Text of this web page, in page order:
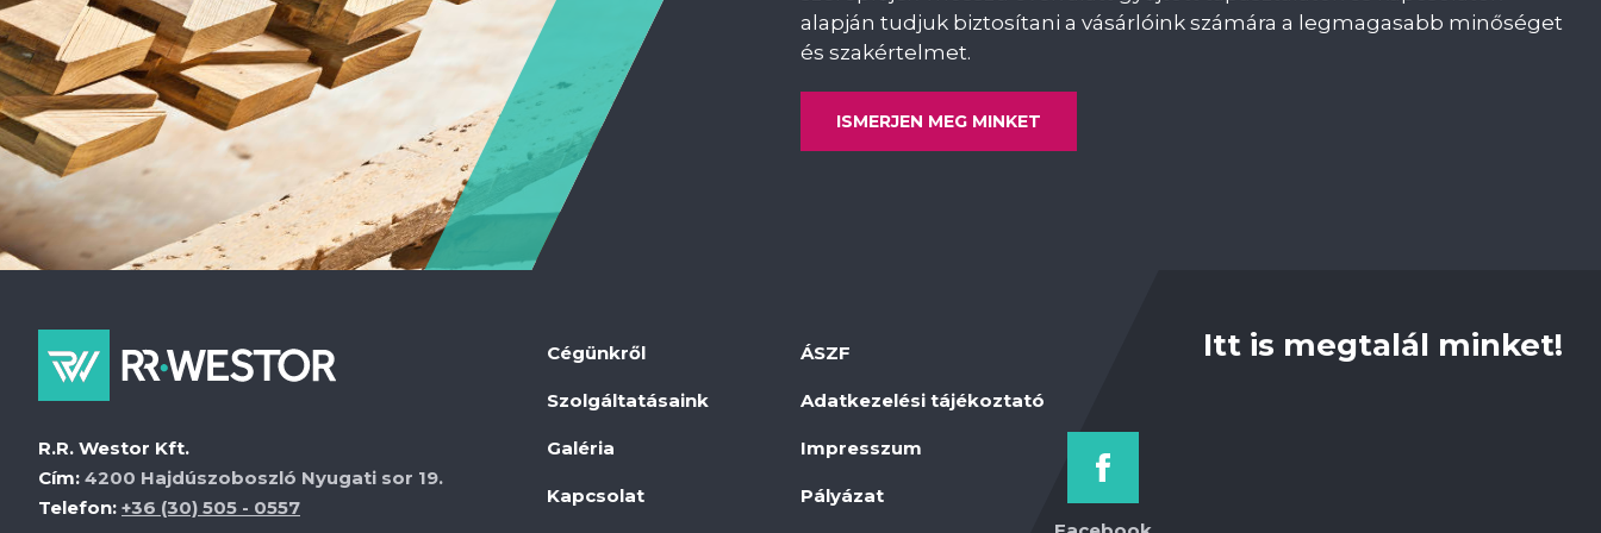
alapján tudjuk biztosítani a vásárlóink számára a legmagasabb minőséget
és szakértelmet.
ISMERJEN MEG MINKET
R.R. Westor Kft.
Cím: 4200 Hajdúszoboszló Nyugati sor 19.
Telefon: +36 (30) 505 - 0557
Cégünkről
Szolgáltatásaink
Galéria
Kapcsolat
ÁSZF
Adatkezelési tájékoztató
Impresszum
Pályázat
Itt is megtalál minket!